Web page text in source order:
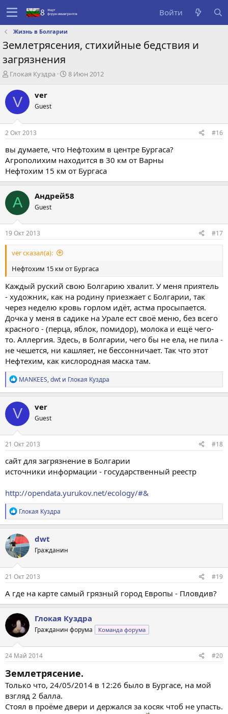
Войти
Жизнь в Болгарии
Землетрясения, стихийные бедствия и
загрязнения
А
т
о
р
е
м
ы
Глокая Куздра
Д
а
и
я
8 Июн 2012
V ver
Guest
2 Окт 2013 #16
вы думаете, что Нефтохим в центре Бургаса?
Агрополихим находится в 30 км от Варны
Нефтохим 15 км от Бургаса
А Андрей58
Guest
19 Окт 2013 #17
ver сказал(а):
Нефтохим 15 км от Бургаса
Каждый руский свою Болгарию хвалит. У меня приятель
- художник, как на родину приезжает с Болгарии, так
через неделю кровь горлом идёт, астма просыпается.
Дочка у меня в садике на Урале ест своё меню, без всего
красного - (перца, яблок, помидор), молока и ещё чего-
то. Аллергия. Здесь, в Болгарии, чего бы не ела, не пила -
не чешется, ни кашляет, не бессонничает. Так что этот
Нефтехим, как кислородная маска там.
Р
е
а
к
ц
и
и
:
MANKEES,dwt и Глокая Куздра
V ver
Guest
21 Окт 2013 #18
сайт для загрязнение в Болгарии
источники информации - государственный реестр
http://opendata.yurukov.net/ecology/#&
Р
е
а
к
ц
и
и
:
Глокая Куздра
dwt
Гражданин
21 Окт 2013 #19
А где на карте самый грязный город Европы - Пловдив?
Глокая Куздра
Гражданин форума Команда форума
24 Май 2014 #20
Землетрясение.
Только что, 24/05/2014 в 12:26 было в Бургасе, на мой
взгляд 2 балла.
Стоял в проёме двери и держался за косяк чтоб не упасть.